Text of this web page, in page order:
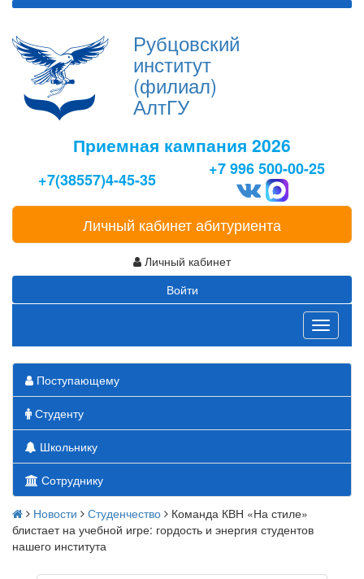
Рубцовский
институт
(филиал)
АлтГУ
Приемная кампания 2026
+7(38557)4-45-35
+7 996 500-00-25
Личный кабинет абитуриента
Личный кабинет
Войти
Toggle
Поступающему
Студенту
Школьнику
Сотруднику
Новости Студенчество
Команда КВН «На стиле»
блистает на учебной игре: гордость и энергия студентов
нашего института